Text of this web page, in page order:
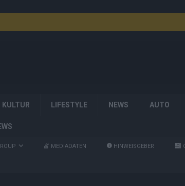
KULTUR LIFESTYLE NEWS AUTO
MEDIADATEN HINWEISGEBER